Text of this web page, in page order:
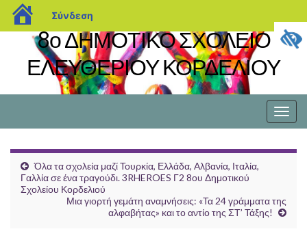
blogs.sch.gr
Σύνδεση
8ο ΔΗΜΟΤΙΚΟ ΣΧΟΛΕΙΟ
ΕΛΕΥΘΕΡΙΟΥ ΚΟΡΔΕΛΙΟΥ
Όλα τα σχολεία μαζί Τουρκία, Ελλάδα, Αλβανία, Ιταλία,
Γαλλία σε ένα τραγούδι. 3RHEROES Γ2 8ου Δημοτικού
Σχολείου Κορδελιού
Μια γιορτή γεμάτη αναμνήσεις: «Τα 24 γράμματα της
αλφαβήτας» και το αντίο της ΣΤ’ Τάξης!